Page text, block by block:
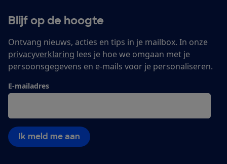
Blijf op de hoogte
Ontvang nieuws, acties en tips in je mailbox. In onze
privacyverklaring lees je hoe we omgaan met je
persoonsgegevens en e-mails voor je personaliseren.
E-mailadres
Ik meld me aan